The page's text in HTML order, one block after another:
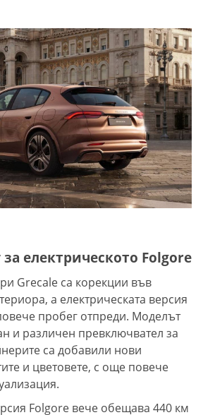
електрическото Folgore
Grecale са корекции във
а електрическата версия
пробег отпреди. Моделът
и различен превключвател за
са добавили нови
и цветовете, с още повече
Folgore вече обещава 440 км